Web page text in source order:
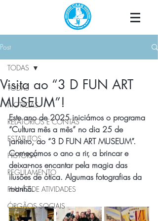
Post
TODAS
NOTÍCIAS
RELATÓRIOS E CONTAS
ESTATUTOS
HISTÓRIA
REGULAMENTO
PLANO DE ATIVIDADES
ÓRGÃOS SOCIAIS
TODAS
Visita ao “3 D FUN ART
MUSEUM”!
Este ano de 2025 iniciámos o programa
“Cultura mês a mês” no dia 25 de
janeiro, ao “3 D FUN ART MUSEUM”.
Começámos o ano a rir, a brincar e
deixar-nos encantar pela magia das
ilusões de ótica. Algumas fotografias da
manhã.